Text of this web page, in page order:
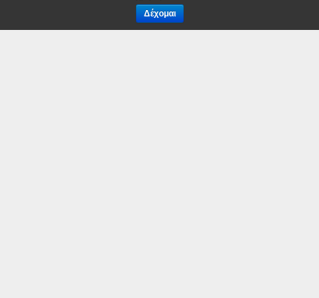
Διαχειριστή Προγράμματος GR03 – αίτηση
χρηματοδότησης με τίτλο «Ολοκληρωμένες
Δέχομαι